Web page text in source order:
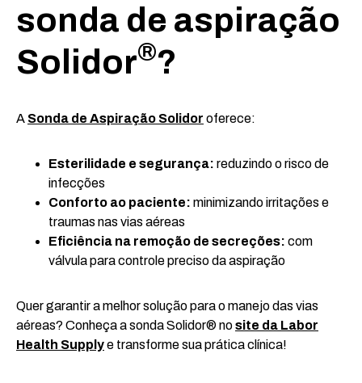
sonda de aspiração
Solidor®?
A Sonda de Aspiração Solidor oferece:
Esterilidade e segurança: reduzindo o risco de
infecções
Conforto ao paciente: minimizando irritações e
traumas nas vias aéreas
Eficiência na remoção de secreções: com
válvula para controle preciso da aspiração
Quer garantir a melhor solução para o manejo das vias
aéreas? Conheça a sonda Solidor® nosite da Labor
Health Supplye transforme sua prática clínica!